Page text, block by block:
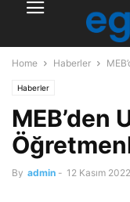
Home Haberler
Haberler
MEB’den
By admin - 12 Kasım 2022